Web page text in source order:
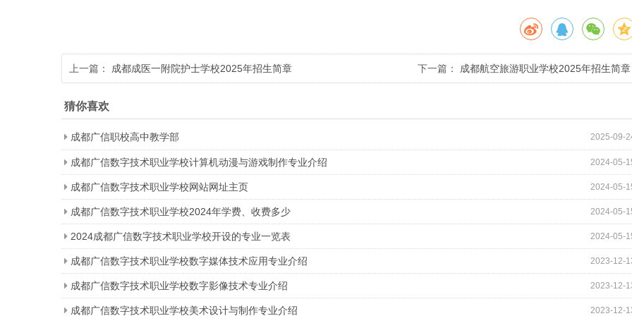
上一篇： 成都成医一附院护士学校2025年招生简章 下一篇： 成都航空旅游职业学校2025年招生简章
猜你喜欢
2025-09-
成都广信职校高中教学部
2024-05-
成都广信数字技术职业学校计算机动漫与游戏制作专业介绍
2024-05-
成都广信数字技术职业学校网站网址主页
2024-05-
成都广信数字技术职业学校2024年学费、收费多少
2024-05-
2024成都广信数字技术职业学校开设的专业一览表
2023-12-
成都广信数字技术职业学校数字媒体技术应用专业介绍
2023-12-
成都广信数字技术职业学校数字影像技术专业介绍
2023-12-
成都广信数字技术职业学校美术设计与制作专业介绍